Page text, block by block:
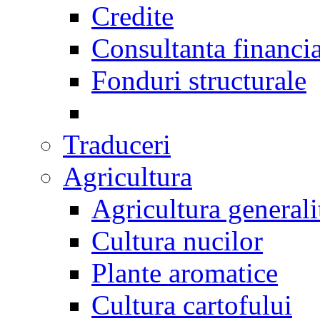
Credite
Consultanta
Fonduri structurale
Traduceri
Agricultura
Agricultura
Cultura nucilor
Plante aromatice
Cultura cartofului